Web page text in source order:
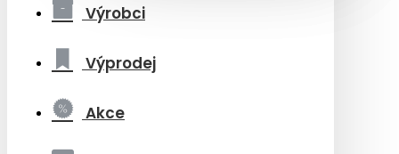
Výrobci
Výprodej
Akce